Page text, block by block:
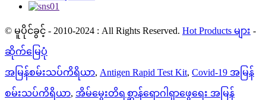
© မူပိုင်ခွင့် - 2010-2024 : All Rights Reserved. Hot Products များ -
ဆိုက်မြေပုံ
အမြန်စမ်းသပ်ကိရိယာ, Antigen Rapid Test Kit, Covid-19 အမြန်
စမ်းသပ်ကိရိယာ, အိမ်မွေးတိရစ္ဆာန်ရောဂါရှာဖွေရေး အမြန်